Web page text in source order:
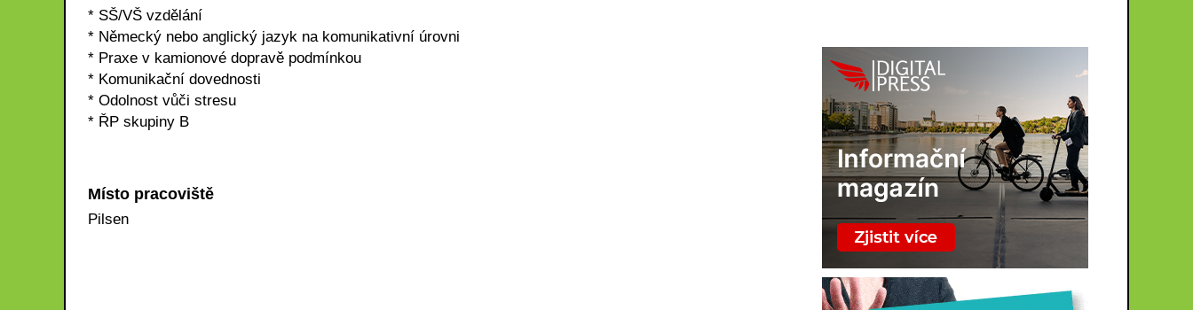
* SŠ/VŠ vzdělání
* Německý nebo anglický jazyk na komunikativní úrovni
* Praxe v kamionové dopravě podmínkou
* Komunikační dovednosti
* Odolnost vůči stresu
* ŘP skupiny B
Místo pracoviště
Pilsen